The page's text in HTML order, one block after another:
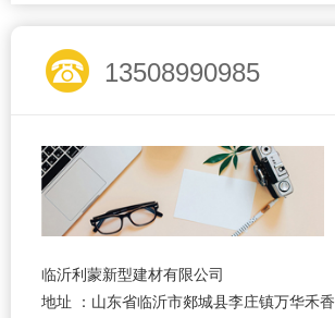
13508990985
临沂利蒙新型建材有限公司
地址 ：山东省临沂市郯城县李庄镇万华禾香